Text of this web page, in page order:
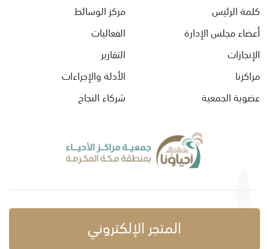
كلمة الرئيس
أعضاء مجلس الإدارة
الإنجازات
مراكزنا
عضوية الجمعية
مركز الوسائط
الفعاليات
التقارير
الأدلة والإجراءات
شركاء النجاح
المتجر الإلكتروني